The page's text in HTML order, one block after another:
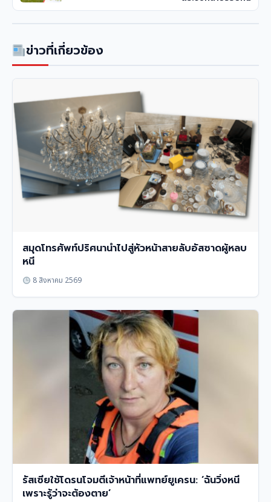
ข่าวที่เกี่ยวข้อง
สมุดโทรศัพท์ปริศนานำไปสู่หัวหน้าสายลับอัสซาดผู้หลบ
หนี
8 สิงหาคม 2569
รัสเซียใช้โดรนโจมตีเจ้าหน้าที่แพทย์ยูเครน: ‘ฉันวิ่งหนี
เพราะรู้ว่าจะต้องตาย’